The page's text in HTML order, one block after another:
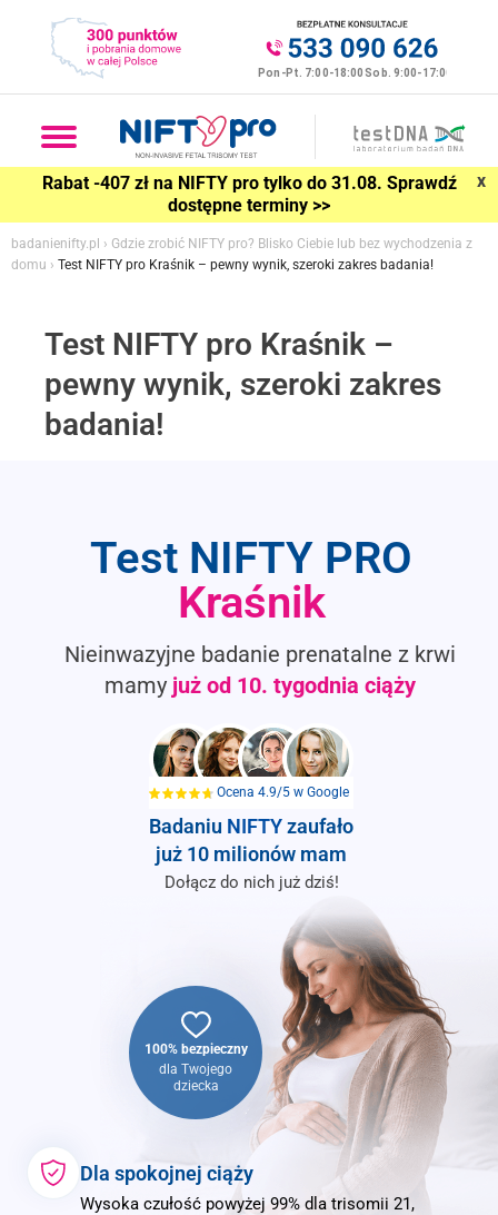
Rabat -407 zł na NIFTY pro tylko do 31.08. Sprawdź
dostępne terminy >>
x
badanienifty.pl › Gdzie zrobić NIFTY pro? Blisko Ciebie lub bez wychodzenia z
domu › Test NIFTY pro Kraśnik – pewny wynik, szeroki zakres badania!
Test NIFTY pro Kraśnik –
pewny wynik, szeroki zakres
badania!
Test NIFTY PRO
Kraśnik
Nieinwazyjne badanie prenatalne z krwi
mamy już od 10. tygodnia ciąży
100% bezpieczny
dla Twojego
dziecka
Dla spokojnej ciąży
Wysoka czułość powyżej 99% dla trisomii 21,
Ocena 4.9/5 w Google
Badaniu NIFTYzaufało
już 10 milionów mam
Dołącz do nich już dziś!